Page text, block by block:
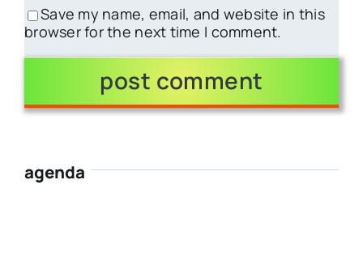
Save my name, email, and website in this
browser for the next time I comment.
agenda